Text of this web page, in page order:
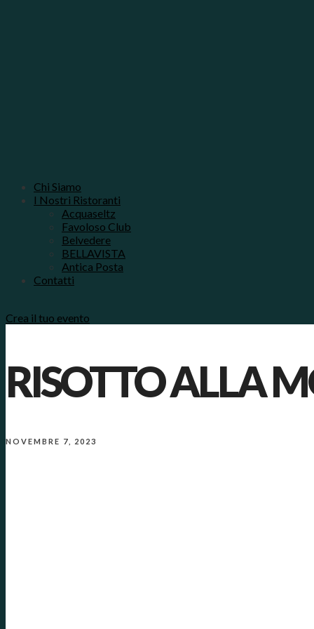
Chi Siamo
I Nostri Ristoranti
Acquaseltz
Favoloso Club
Belvedere
BELLAVISTA
Antica Posta
Contatti
Crea il tuo evento
RISOTTO ALLA
NOVEMBRE 7, 2023